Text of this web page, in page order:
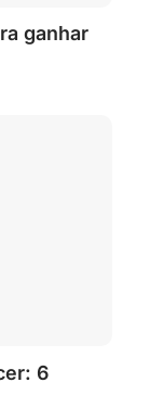
ganhar
6